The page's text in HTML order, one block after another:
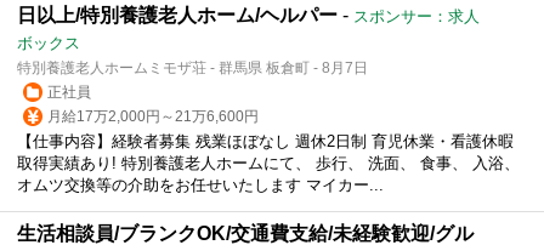
日以上/特別養護老人ホーム/ヘルパー - スポンサー：求人
ボックス
特別養護老人ホームミモザ荘 - 群馬県 板倉町 - 8月7日
正社員
月給17万2,000円～21万6,600円
【仕事内容】経験者募集 残業ほぼなし 週休2日制 育児休業・看護休暇
取得実績あり! 特別養護老人ホームにて、 歩行、 洗面、 食事、 入浴、
オムツ交換等の介助をお任せいたします マイカー...
生活相談員/ブランクOK/交通費支給/未経験歓迎/グル